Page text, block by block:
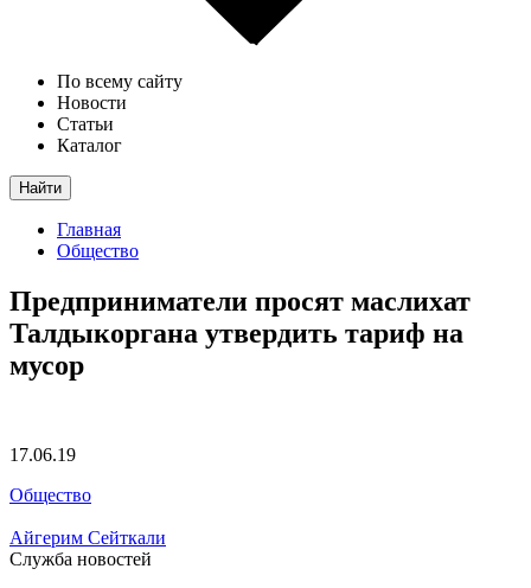
По всему сайту
Новости
Статьи
Каталог
Найти
Главная
Общество
Предприниматели просят маслихат
Талдыкоргана утвердить тариф на
мусор
17.06.19
Общество
Айгерим Сейткали
Служба новостей